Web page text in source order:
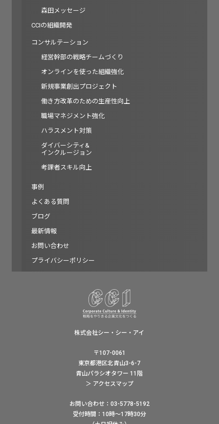
森田メッセージ
CCIの組織開発
コンサルテーション
経営幹部の戦略チームづくり
オンラインを使った組織強化
新規事業創出プロジェクト
働き方改革のための生産性向上
職場マネジメント強化
ハラスメント対策
ダイバーシティ&
インクルージョン
考課者スキル向上
事例
よくある質問
ブログ
最新情報
お問い合わせ
プライバシーポリシー
株式会社シー・シー・アイ
〒107-0061
東京都港区北青山3-6-7
青山パラシオタワー 11階
＞ アクセスマップ
お問い合わせ：03-5778-5192
受付時間：10時〜17時30分